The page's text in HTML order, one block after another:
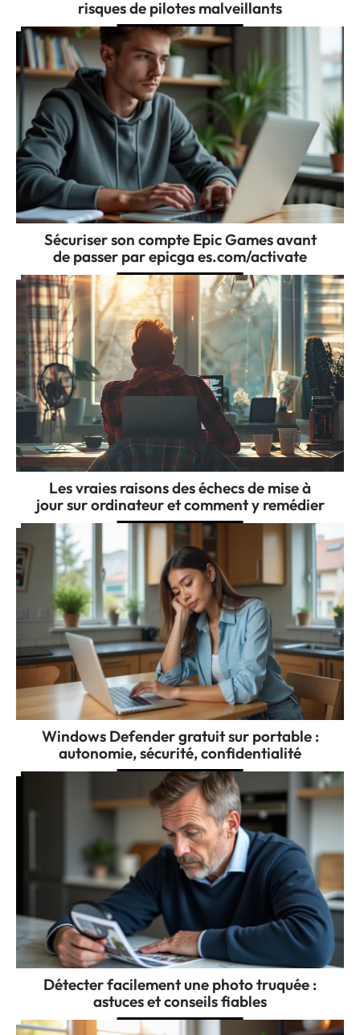
risques de pilotes malveillants
Sécuriser son compte Epic Games avant
de passer par epicga es.com/activate
Les vraies raisons des échecs de mise à
jour sur ordinateur et comment y remédier
Windows Defender gratuit sur portable :
autonomie, sécurité, confidentialité
Détecter facilement une photo truquée :
astuces et conseils fiables